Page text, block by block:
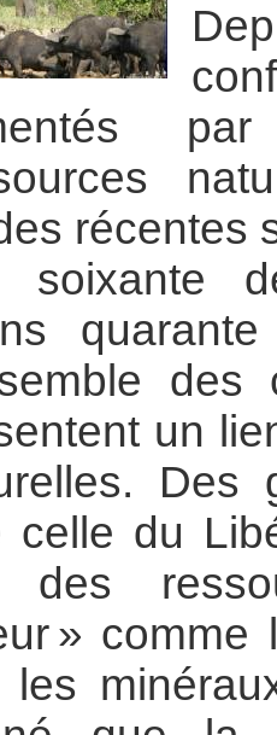
récentes
soixante
un
Des
celle du
des
» comme
les